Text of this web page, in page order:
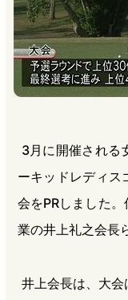
o
k
3月に開催される
ーキッドレディス
会をPRしました
業の井上礼之会長
井上会長は、大